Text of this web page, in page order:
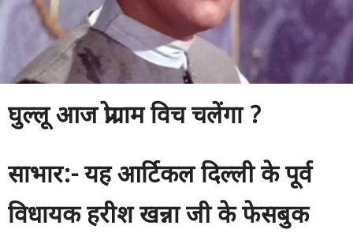
घुल्लू आज प्रोग्राम विच चलेंगा ?
साभार:- यह आर्टिकल दिल्ली के पूर्व
विधायक हरीश खन्ना जी के फेसबुक